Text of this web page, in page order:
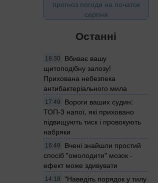
прогноз погоди на початок
серпня
Останні
18:30
Вбиває вашу
щитоподібну залозу!
Прихована небезпека
антибактеріального мила
17:49
Вороги ваших судин:
ТОП-3 напої, які приховано
підвищують тиск і провокують
набряки
16:49
Вчені знайшли простий
спосіб "омолодити" мозок -
ефект може здивувати
14:18
"Наведіть порядок у тилу